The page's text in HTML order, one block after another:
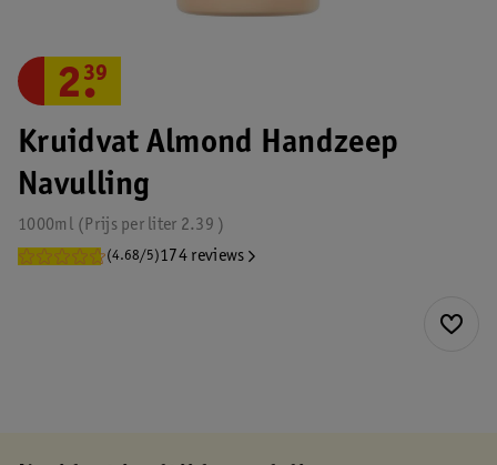
Kruidvat Almond Handzeep
Navulling
1000ml 2.39
Prijs per liter
(4.68/5)174 reviews
2.
39